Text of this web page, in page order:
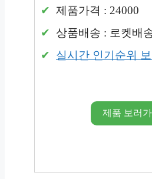
제품가격 : 24000
상품배송 : 로켓배
실시간 인기순위 보
제품 보러가